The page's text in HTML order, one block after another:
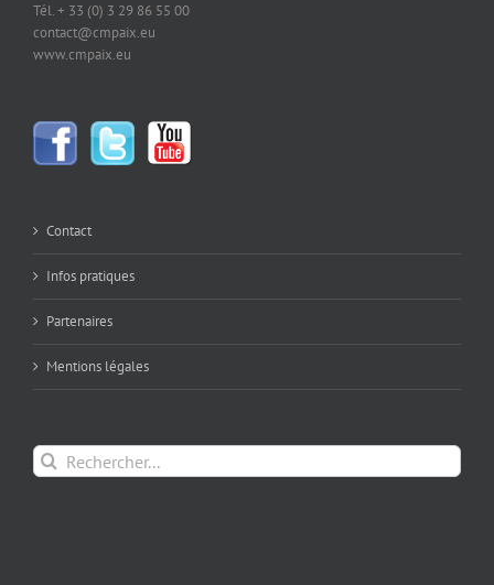
Tél. + 33 (0) 3 29 86 55 00
contact@cmpaix.eu
www.cmpaix.eu
Contact
Infos pratiques
Partenaires
Mentions légales
Rechercher: